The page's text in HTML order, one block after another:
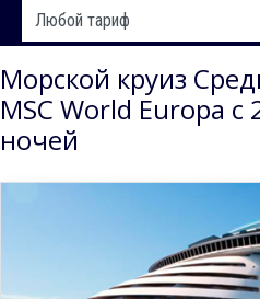
Морской круиз
MSC World Europa с
ночей